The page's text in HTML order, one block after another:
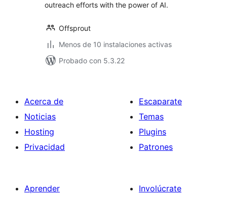
outreach efforts with the power of AI.
Offsprout
Menos de 10 instalaciones activas
Probado con 5.3.22
Acerca de
Noticias
Hosting
Privacidad
Escaparate
Temas
Plugins
Patrones
Aprender
Involúcrate